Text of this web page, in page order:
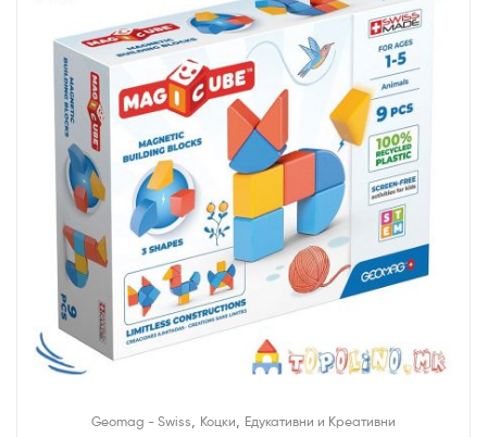
Geomag - Swiss, Коцки, Едукативни и Креативни